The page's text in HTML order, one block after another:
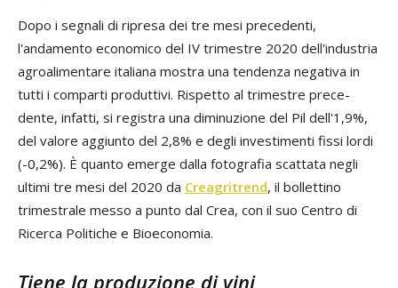
Dopo i segnali di ripresa dei tre mesi precedenti,
l'andamento economico del IV trimestre 2020 dell'industria
agroalimentare italiana mostra una tendenza negativa in
tutti i comparti produttivi. Rispetto al trimestre prece­
dente, infatti, si registra una diminuzione del Pil dell'1,9%,
del valore aggiunto del 2,8% e degli investimenti fissi lordi
(-0,2%). È quanto emerge dalla fotografia scattata negli
ultimi tre mesi del 2020 da Creagritrend, il bollettino
trimestrale messo a punto dal Crea, con il suo Centro di
Ricerca Politiche e Bioeconomia.
Tiene la produzione di vini